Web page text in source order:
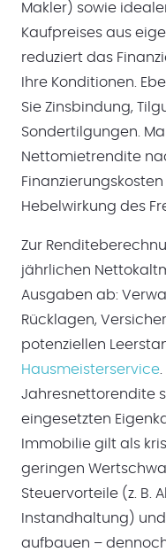
Makler) sowie
Kaufpreises aus
reduziert das
Ihre Konditionen.
Sie Zinsbindung,
Sondertilgungen.
Nettomietrendite
Hebelwirkung des
Zur
jährlichen
Ausgaben ab:
Rücklagen,
potenziellen
Hausmeisterservice
Jahresnettorendite
eingesetzten
Immobilie gilt als
geringen
Steuervorteile (z. B.
Instandhaltung)
aufbauen –